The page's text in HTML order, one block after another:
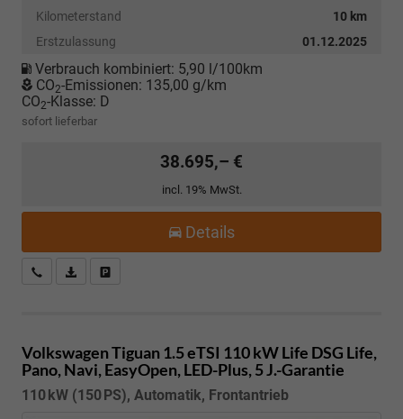
Kilometerstand
10 km
Erstzulassung
01.12.2025
Verbrauch kombiniert: 5,90 l/100km
CO2-Emissionen: 135,00 g/km
CO2-Klasse: D
sofort lieferbar
38.695,– €
incl. 19% MwSt.
Details
Kostenloser Rückruf-Service
PDF-Datei, Fahrzeugexposé drucken
Volkswagen Tiguan1.5 eTSI 110 kW Life DSG Life,
Pano, Navi, EasyOpen, LED-Plus, 5 J.-Garantie
110 kW (150 PS), Automatik, Frontantrieb